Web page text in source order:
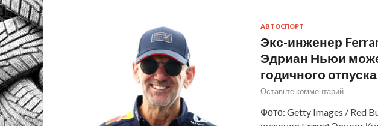
АВТОСПОРТ
Экс-инженер
Эдриан Ньюи
годичного отпуска
Оставьте комментарий
Фото: Getty Images / Red